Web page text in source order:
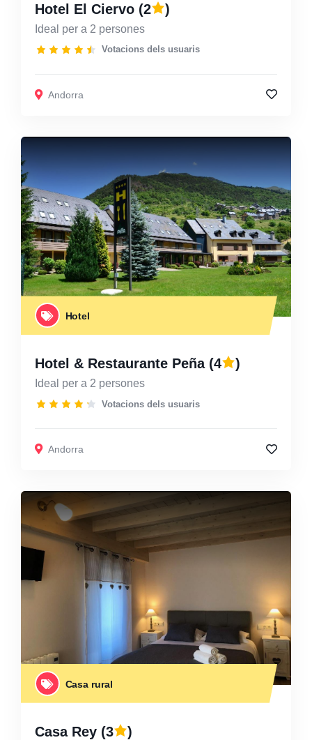
Hotel El Ciervo (2 )
Ideal per a 2 persones
Votacions dels usuaris
Andorra
Hotel
Hotel & Restaurante Peña(4 )
Ideal per a 2 persones
Votacions dels usuaris
Andorra
Casa rural
Casa Rey (3 )